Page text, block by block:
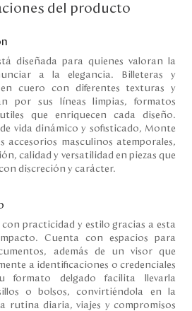
del producto
diseñada para quienes valoran la
a la elegancia. Billeteras y
cuero con diferentes texturas y
por sus líneas limpias, formatos
que enriquecen cada diseño.
vida dinámico y sofisticado, Monte
accesorios masculinos atemporales,
calidad y versatilidad en piezas que
discreción y carácter.
con practicidad y estilo gracias a esta
Cuenta con espacios para
además de un visor que
a identificaciones o credenciales
formato delgado facilita llevarla
o bolsos, convirtiéndola en la
rutina diaria, viajes y compromisos